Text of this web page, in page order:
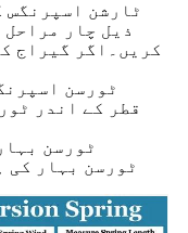
ٹارشن اسپرنگس
ذیل چار
کریں۔اگر گیراج
(1) ٹورسن
(3) ٹورسن
(4) ٹورسن بہار